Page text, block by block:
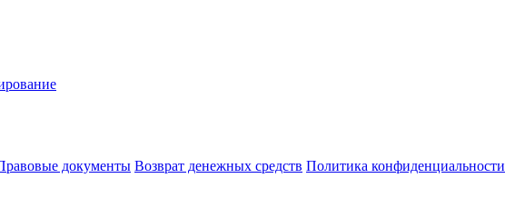
документы Возврат денежных средств Политика конфиденциальности